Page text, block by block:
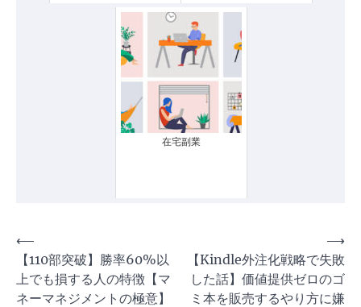
在宅副業
投
稿
ナ
⟵
【110部突破】勝率60%以
上でも損する人の特徴【マ
ネーマネジメントの極意】
【Kindle外注化戦略で失敗
した話】価値提供ゼロのゴ
ミ本を販売するやり方に嫌
⟶